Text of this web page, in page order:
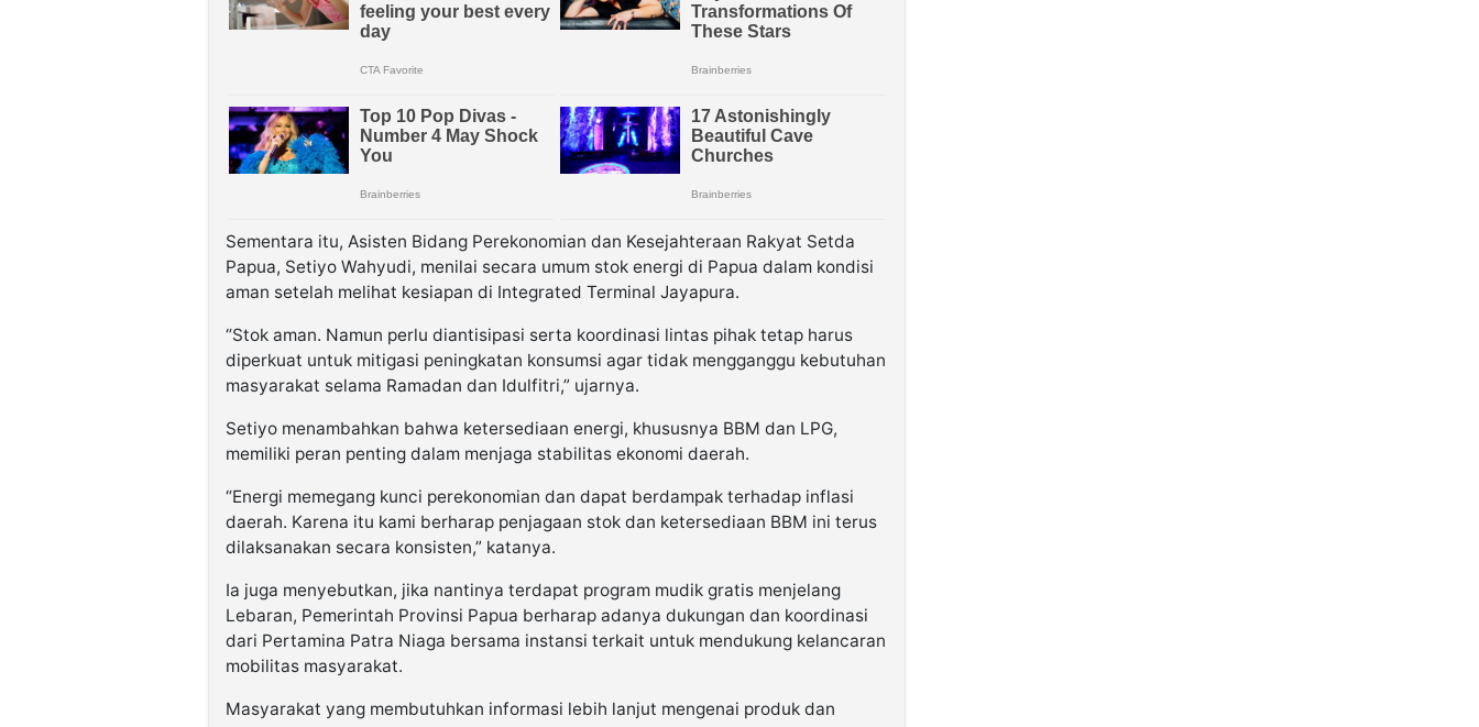
Sementara itu, Asisten Bidang Perekonomian dan Kesejahteraan Rakyat Setda
Papua, Setiyo Wahyudi, menilai secara umum stok energi di Papua dalam kondisi
aman setelah melihat kesiapan di Integrated Terminal Jayapura.
“Stok aman. Namun perlu diantisipasi serta koordinasi lintas pihak tetap harus
diperkuat untuk mitigasi peningkatan konsumsi agar tidak mengganggu kebutuhan
masyarakat selama Ramadan dan Idulfitri,” ujarnya.
Setiyo menambahkan bahwa ketersediaan energi, khususnya BBM dan LPG,
memiliki peran penting dalam menjaga stabilitas ekonomi daerah.
“Energi memegang kunci perekonomian dan dapat berdampak terhadap inflasi
daerah. Karena itu kami berharap penjagaan stok dan ketersediaan BBM ini terus
dilaksanakan secara konsisten,” katanya.
Ia juga menyebutkan, jika nantinya terdapat program mudik gratis menjelang
Lebaran, Pemerintah Provinsi Papua berharap adanya dukungan dan koordinasi
dari Pertamina Patra Niaga bersama instansi terkait untuk mendukung kelancaran
mobilitas masyarakat.
Masyarakat yang membutuhkan informasi lebih lanjut mengenai produk dan